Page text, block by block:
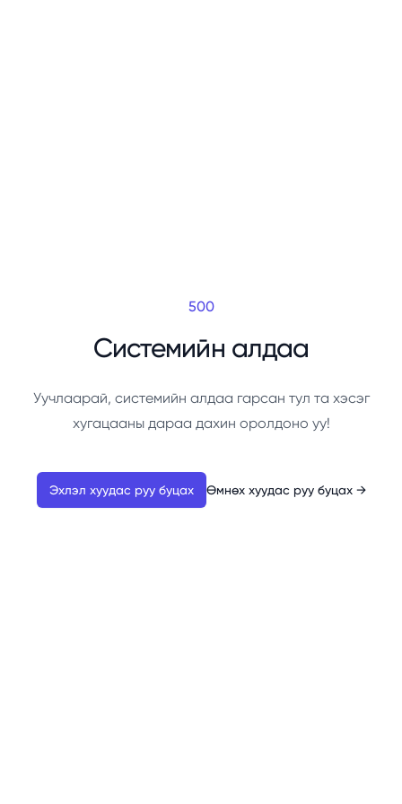
500
Системийн алдаа
Уучлаарай, системийн алдаа гарсан тул та хэсэг
хугацааны дараа дахин оролдоно уу!
Эхлэл хуудас руу буцах Өмнөх хуудас руу буцах →